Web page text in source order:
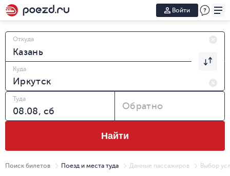
Войти
Откуда
Куда
Туда
Обратно
Найти
Поиск билетов Поезд и места туда Данные пассажиров Выбор